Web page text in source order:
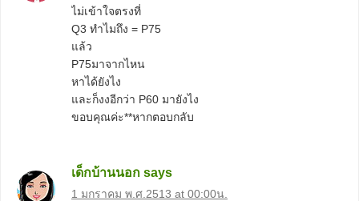
ไม่เข้าใจตรงที่
Q3 ทำไมถึง = P75
แล้ว
P75มาจากไหน
หาได้ยังไง
และก็งงอีกว่า P60 มายังไง
ขอบคุณค่ะ**หากตอบกลับ
เด็กบ้านนอก says
1 มกราคม พ.ศ.2513 at 00:00น.